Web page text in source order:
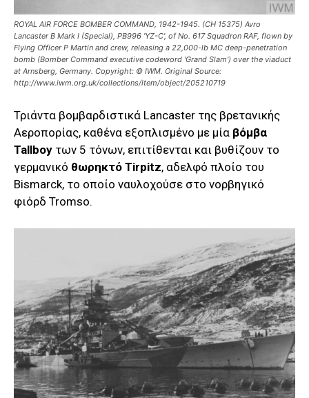
ROYAL AIR FORCE BOMBER COMMAND, 1942-1945. (CH 15375) Avro
Lancaster B Mark I (Special), PB996 'YZ-C', of No. 617 Squadron RAF, flown by
Flying Officer P Martin and crew, releasing a 22,000-lb MC deep-penetration
bomb (Bomber Command executive codeword 'Grand Slam') over the viaduct
at Arnsberg, Germany. Copyright: © IWM. Original Source:
http://www.iwm.org.uk/collections/item/object/205210719
Τριάντα βομβαρδιστικά Lancaster της βρετανικής
Αεροπορίας, καθένα εξοπλισμένο με μία βόμβα
Tallboy των 5 τόνων, επιτίθενται και βυθίζουν το
γερμανικό θωρηκτό Tirpitz, αδελφό πλοίο του
Bismarck, το οποίο ναυλοχούσε στο νορβηγικό
φιόρδ Tromso.